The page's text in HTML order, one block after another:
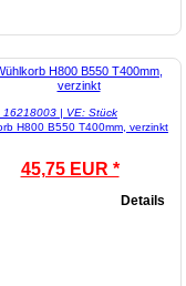
16218003 | VE: Stück
H800 B550 T400mm, verzinkt
45,75 EUR *
Details